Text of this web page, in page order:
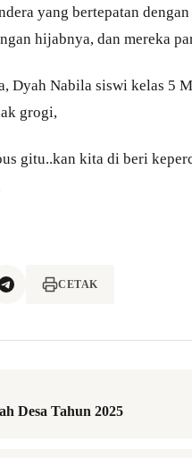
yang bertepatan
hijabnya, dan mereka
Dyah Nabila siswi kelas 5
grogi,
gitu..kan kita di beri
CETAK
Desa Tahun 2025